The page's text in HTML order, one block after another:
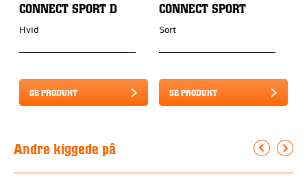
CONNECT SPORT D
Hvid
SE PRODUKT
CONNECT SPORT
Sort
SE PRODUKT
Andre kiggede på